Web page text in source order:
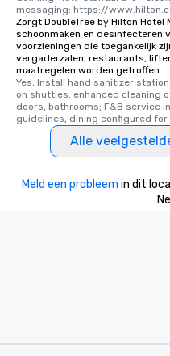
messaging: https://
Zorgt DoubleTree by Hilton
schoonmaken en desinfecteren
voorzieningen die toegankelijk
vergaderzalen, restaurants,
maatregelen worden getroffen.
Yes, Install hand sanitizer
on shuttles; enhanced cleaning
doors, bathrooms; F&B service
guidelines, dining configured
Alle
Meld een probleem in dit